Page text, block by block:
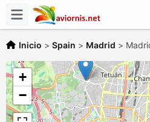
Inicio > Spain > Madrid >
+
−